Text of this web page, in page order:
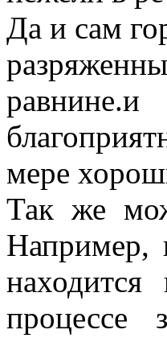
Да и сам
мере
Так же
Например,
процессе